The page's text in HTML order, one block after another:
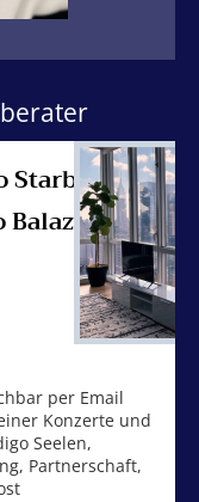
Starberater
Havasi
per Email
Konzerte und
Seelen,
Partnerschaft,